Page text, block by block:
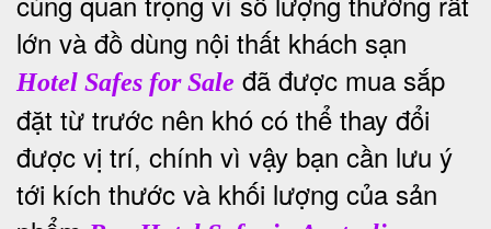
lớn và đồ dùng nội thất khách sạn
Hotel Safes for Sale đã được mua sắp
đặt từ trước nên khó có thể thay đổi
được vị trí, chính vì vậy bạn cần lưu ý
tới kích thước và khối lượng của sản